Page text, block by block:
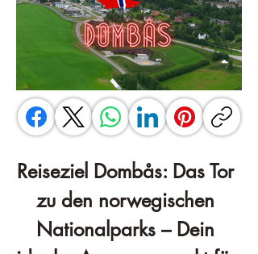
Reiseziel Dombås: Das Tor
zu den norwegischen
Nationalparks – Dein